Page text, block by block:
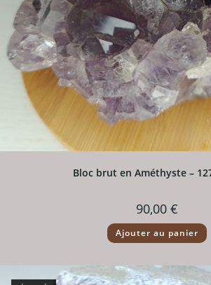
Bloc brut en Améthyste –
90,00 €
Ajouter au panier